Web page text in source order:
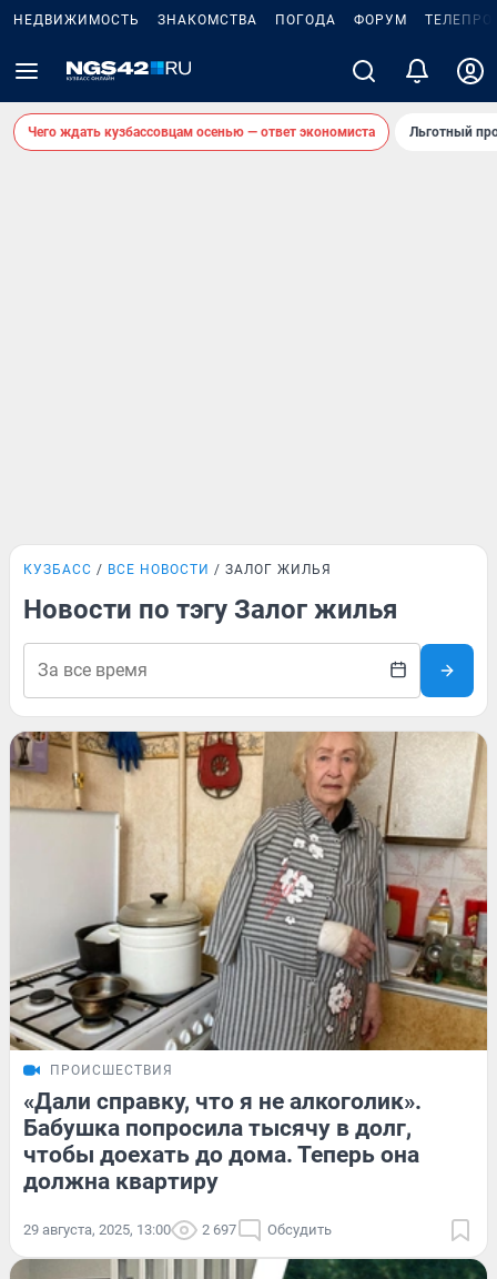
НЕДВИЖИМОСТЬ ЗНАКОМСТВА ПОГОДА ФОРУМ
Чего ждать кузбассовцам осенью — ответ экономиста Льготный
КУЗБАСС ВСЕ НОВОСТИ ЗАЛОГ ЖИЛЬЯ
Новости по тэгу Залог жилья
ПРОИСШЕСТВИЯ
«Дали справку, что я не алкоголик».
Бабушка попросила тысячу в долг,
чтобы доехать до дома. Теперь она
должна квартиру
29 августа, 2025, 13:00 2 697 Обсудить